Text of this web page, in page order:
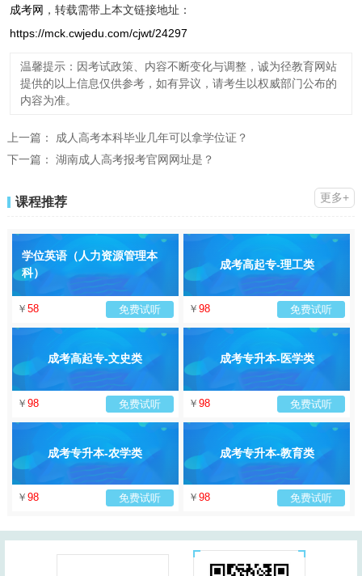
成考网 ，转载需带上本文链接地址：
https://mck.cwjedu.com/cjwt/24297
温馨提示：因考试政策、内容不断变化与调整，诚为径教育网站
提供的以上信息仅供参考，如有异议，请考生以权威部门公布的
内容为准。
上一篇： 成人高考本科毕业几年可以拿学位证？
下一篇： 湖南成人高考报考官网网址是？
课程推荐 更多+
学位英语（人力资源管理本
科）
￥ 58 免费试听
成考高起专-理工类
￥ 98 免费试听
成考高起专-文史类
￥ 98 免费试听
成考专升本-医学类
￥ 98 免费试听
成考专升本-农学类
￥ 98 免费试听
成考专升本-教育类
￥ 98 免费试听